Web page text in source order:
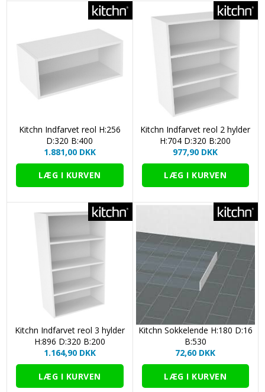
Kitchn Indfarvet reol H:256
D:320 B:400
1.881,00 DKK
Kitchn Indfarvet reol 2 hylder
H:704 D:320 B:200
977,90 DKK
Kitchn Indfarvet reol 3 hylder
H:896 D:320 B:200
1.164,90 DKK
Kitchn Sokkelende H:180 D:16
B:530
72,60 DKK